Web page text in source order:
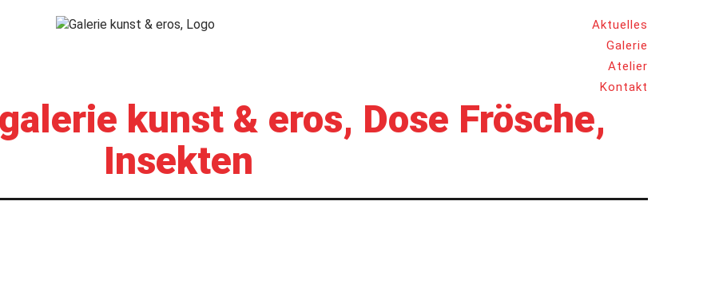
Aktuelles
Galerie
Atelier
Kontakt
kunst & eros, Dose Frösche,
Insekten